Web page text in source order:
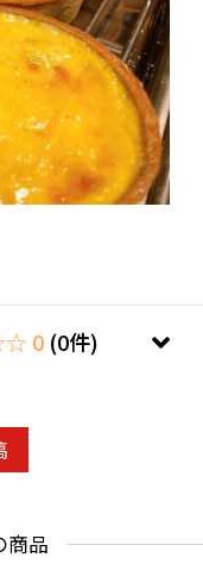
お肉約100g)×2
ト、ニンニク、
シュ
0 (0件)
商品